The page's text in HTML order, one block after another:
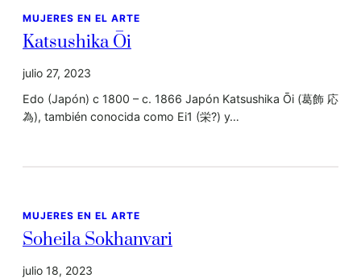
MUJERES EN EL ARTE
Katsushika Ōi
julio 27, 2023
Edo (Japón) c 1800 – c. 1866 Japón Katsushika Ōi (葛飾 応
為), también conocida como Ei1​ (栄?) y…
MUJERES EN EL ARTE
Soheila Sokhanvari
julio 18, 2023